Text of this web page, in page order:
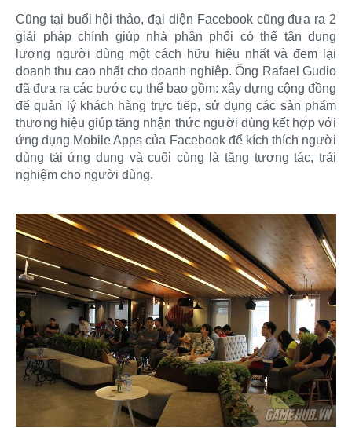
Cũng tại buổi hội thảo, đại diện Facebook cũng đưa ra 2
giải pháp chính giúp nhà phân phối có thể tận dụng
lượng người dùng một cách hữu hiệu nhất và đem lại
doanh thu cao nhất cho doanh nghiệp. Ông Rafael Gudio
đã đưa ra các bước cụ thể bao gồm: xây dựng cộng đồng
để quản lý khách hàng trực tiếp, sử dụng các sản phẩm
thương hiệu giúp tăng nhận thức người dùng kết hợp với
ứng dụng Mobile Apps của Facebook để kích thích người
dùng tải ứng dụng và cuối cùng là tăng tương tác, trải
nghiệm cho người dùng.